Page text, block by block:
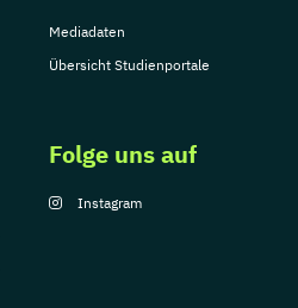
Mediadaten
Übersicht Studienportale
Folge uns auf
Instagram